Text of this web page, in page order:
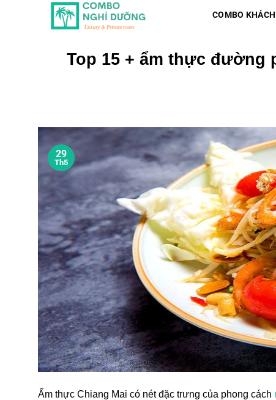
COMBO
Top 15 + ẩm thực đường
29
Th5
Ẩm thực Chiang Mai có nét đặc trưng của phong cách